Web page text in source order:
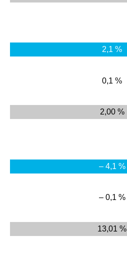
2,1 %
0,1 %
2,00 %
– 4,1 %
– 0,1 %
13,01 %